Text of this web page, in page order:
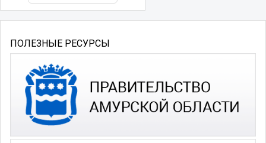
ПОЛЕЗНЫЕ РЕСУРСЫ